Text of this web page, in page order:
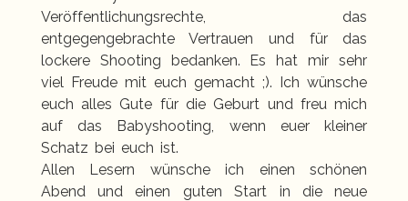
Veröffentlichungsrechte, das
entgegengebrachte Vertrauen und für das
lockere Shooting bedanken. Es hat mir sehr
viel Freude mit euch gemacht ;). Ich wünsche
euch alles Gute für die Geburt und freu mich
auf das Babyshooting, wenn euer kleiner
Schatz bei euch ist.
Allen Lesern wünsche ich einen schönen
Abend und einen guten Start in die neue